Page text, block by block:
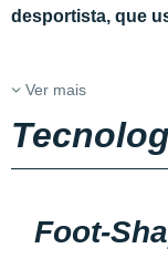
desportista, que
Ver mais
Foot-